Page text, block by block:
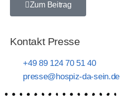
Zum Beitrag
Kontakt Presse
+49 89 124 70 51 40
presse@hospiz-da-sein.de